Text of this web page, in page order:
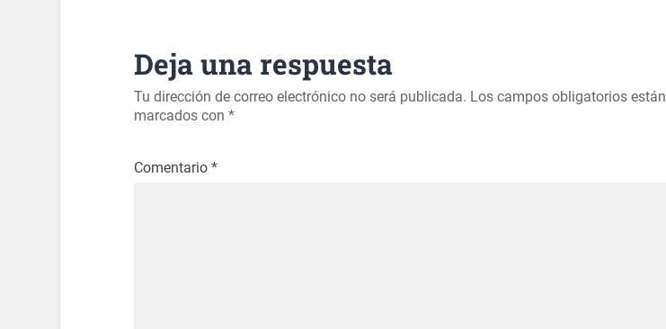
Deja una respuesta
Tu dirección de correo electrónico no será publicada. Los campos obligatorios están
marcados con *
Comentario *